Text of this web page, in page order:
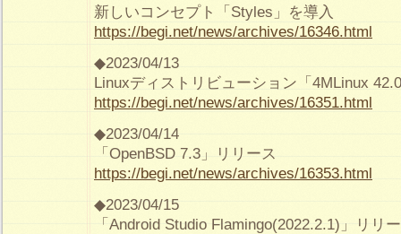
新しいコンセプト「Styles」を導入
https://begi.net/news/archives/16346.html
◆2023/04/13
Linuxディストリビューション「4MLinux
https://begi.net/news/archives/16351.html
◆2023/04/14
「OpenBSD 7.3」リリース
https://begi.net/news/archives/16353.html
◆2023/04/15
「Android Studio Flamingo(2022.2.1)」リリ